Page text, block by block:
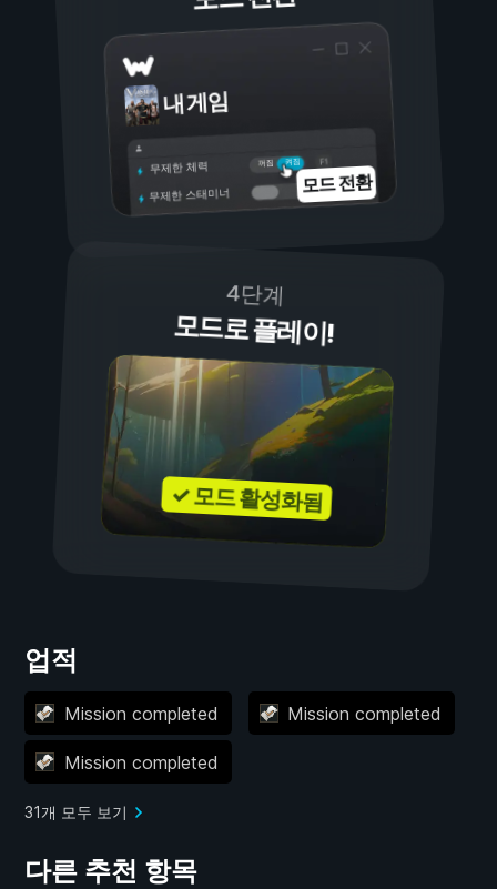
내 게임
켜짐
꺼짐
무제한 체력
무제한 스태미너 모드 전환
4단계
모드로 플레이!
✓ 모드 활성화됨
업적
Mission completed Mission completed
Mission completed
31개 모두 보기
다른 추천 항목